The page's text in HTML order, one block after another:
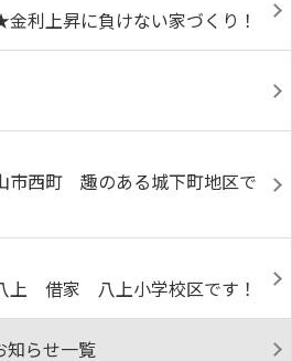
利上昇に負けない家づくり！
市西町 趣のある城下町地区で
上 借家 八上小学校区です！
知らせ一覧